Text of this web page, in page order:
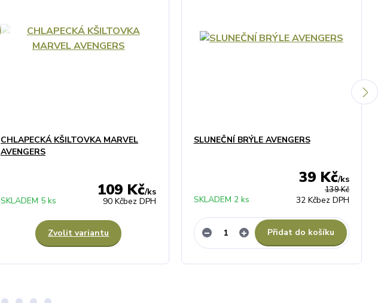
CHLAPECKÁ KŠILTOVKA MARVEL
AVENGERS
109 Kč/ks
90 Kčbez DPH
SKLADEM 5 ks
Zvolit variantu
SLUNEČNÍ BRÝLE AVENGERS
139 Kč
39 Kč/ks
32 Kčbez DPH
SKLADEM 2 ks
Přidat do košíku